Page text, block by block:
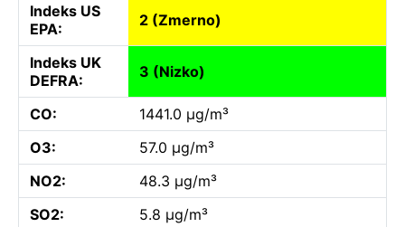
Indeks US
EPA:
2 (Zmerno)
Indeks UK
DEFRA:
3 (Nizko)
CO:
1441.0 µg/m³
O3:
57.0 µg/m³
NO2:
48.3 µg/m³
SO2:
5.8 µg/m³